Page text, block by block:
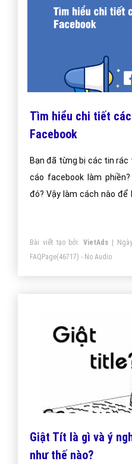
Tìm hiểu chi tiết
Facebook
Bạn đã từng bị các tin rác
cáo facebook làm
đó? Vậy làm cách nào để
facebook như mong muốn
Bài viết tạo bởi:VietAds |
FAQPage(46717) - No Audio
Giật Tít là gì và ý
như thế nào?